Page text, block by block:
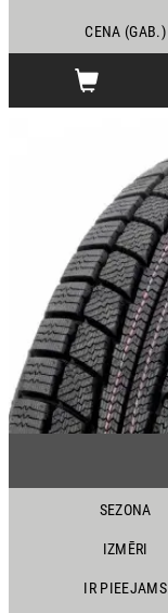
CENA (GAB.)
SEZONA
IZMĒRI
IR PIEEJAMS